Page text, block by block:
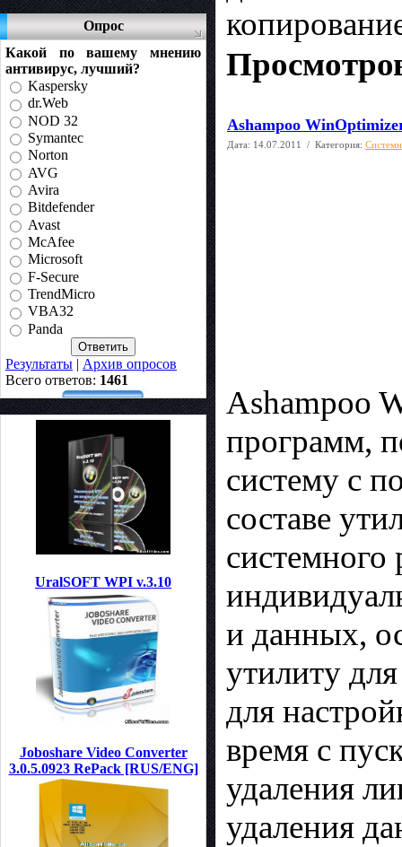
Опрос
Какой по вашему мнению
антивирус, лучший?
Kaspersky
dr.Web
NOD 32
Symantec
Norton
AVG
Avira
Bitdefender
Avast
McAfee
Microsoft
F-Secure
TrendMicro
VBA32
Panda
Результаты | Архив опросов
Всего ответов: 1461
UralSOFT WPI v.3.10
Joboshare Video Converter
3.0.5.0923 RePack [RUS/ENG]
Ashampoo
Дата: 14.07.2011 / Категория:
Ashampoo
программ,
систему с
составе
системного
и данных,
утилиту
для
время с
удаления
удаления